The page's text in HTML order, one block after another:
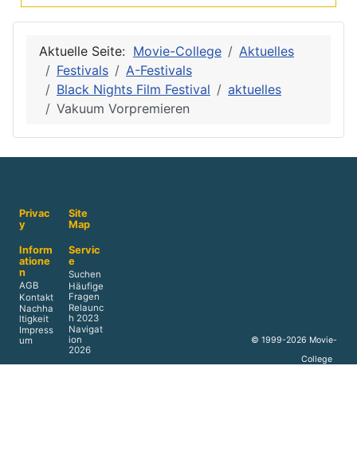
Aktuelle Seite: Movie-College
Aktuelles
Festivals
A-Festivals
Black Nights Film Festival
aktuelles
Vakuum Vorpremieren
Privac
y
Site
Map
Inform
atione
n
AGB
Kontakt
Nachha
ltigkeit
Impress
um
Servic
e
Suchen
Häufige
Fragen
Relaunc
h 2023
Navigat
ion
2026
© 1999-2026 Movie-
College